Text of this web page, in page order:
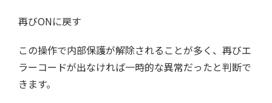
再びONに戻す
この操作で内部保護が解除されることが多く、再びエ
ラーコードが出なければ一時的な異常だったと判断で
きます。